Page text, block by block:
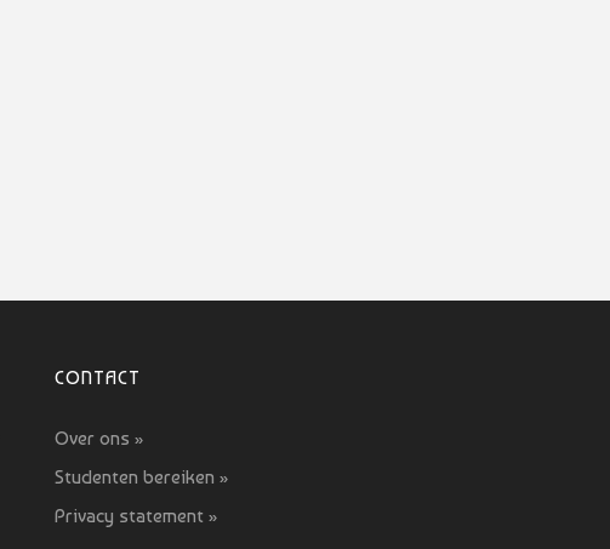
CONTACT
Over ons »
Studenten bereiken »
Privacy statement »